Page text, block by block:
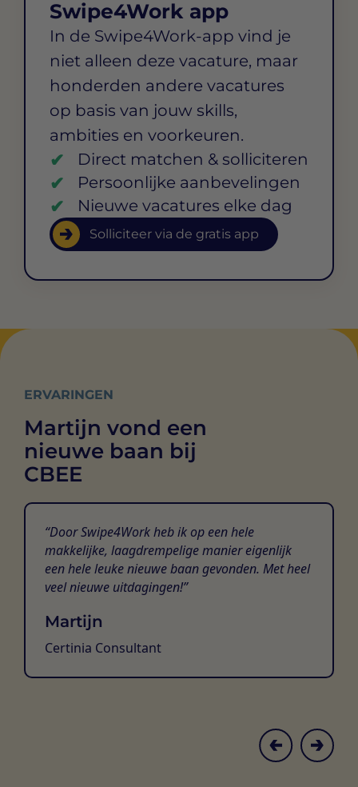
Swipe4Work app
In de Swipe4Work-app vind je
niet alleen deze vacature, maar
honderden andere vacatures
op basis van jouw skills,
ambities en voorkeuren.
Direct matchen & solliciteren
Persoonlijke aanbevelingen
Nieuwe vacatures elke dag
Solliciteer via de gratis app
ERVARINGEN
Martijn vond een
nieuwe baan bij
CBEE
Door Swipe4Work heb ik op een hele
makkelijke, laagdrempelige manier eigenlijk
een hele leuke nieuwe baan gevonden. Met heel
veel nieuwe uitdagingen!
Martijn
Certinia Consultant